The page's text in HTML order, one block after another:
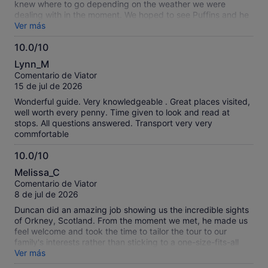
knew where to go depending on the weather we were
dealing with in the moment. We hoped to see Puffins and he
found them for us!
Ver más
10.0/10
10.0
sobre
10
Lynn_M
Comentario de Viator
15 de jul de 2026
Wonderful guide. Very knowledgeable . Great places visited,
well worth every penny. Time given to look and read at
stops. All questions answered. Transport very very
commfortable
10.0/10
10.0
sobre
10
Melissa_C
Comentario de Viator
8 de jul de 2026
Duncan did an amazing job showing us the incredible sights
of Orkney, Scotland. From the moment we met, he made us
feel welcome and took the time to tailor the tour to our
family's interests rather than sticking to a one-size-fits-all
itinerary. His extensive knowledge of Orkney's history,
archaeology, and local culture brought every stop to life, and
Ver más